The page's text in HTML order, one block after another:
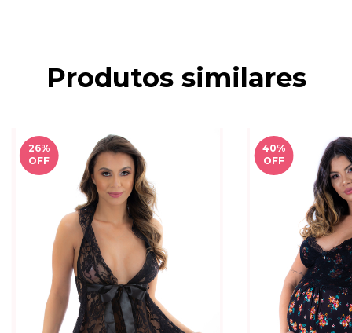
Produtos similares
26%
OFF
40%
OFF